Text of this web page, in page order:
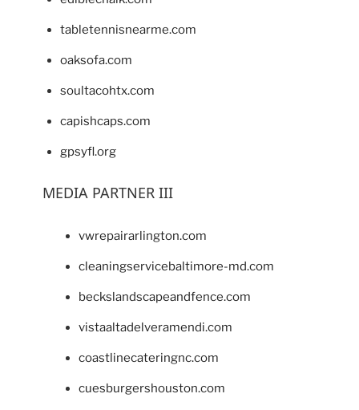
tabletennisnearme.com
oaksofa.com
soultacohtx.com
capishcaps.com
gpsyfl.org
MEDIA PARTNER III
vwrepairarlington.com
cleaningservicebaltimore-md.com
beckslandscapeandfence.com
vistaaltadelveramendi.com
coastlinecateringnc.com
cuesburgershouston.com